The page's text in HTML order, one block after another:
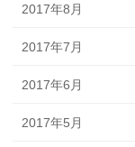
2017年8月
2017年7月
2017年6月
2017年5月